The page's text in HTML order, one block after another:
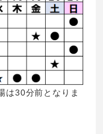
は30分前となりま